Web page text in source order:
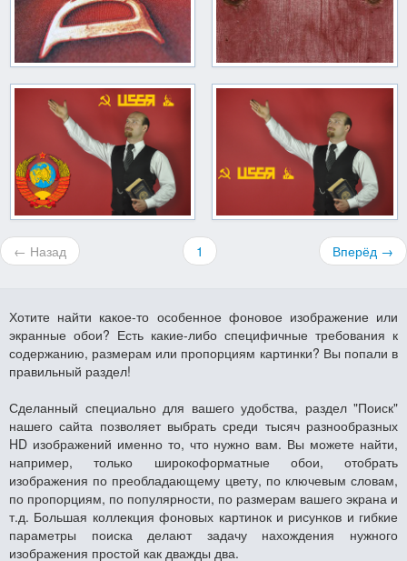
← Назад 1 Вперёд →
Хотите найти какое-то особенное фоновое изображение или
экранные обои? Есть какие-либо специфичные требования к
содержанию, размерам или пропорциям картинки? Вы попали в
правильный раздел!
Сделанный специально для вашего удобства, раздел "Поиск"
нашего сайта позволяет выбрать среди тысяч разнообразных
HD изображений именно то, что нужно вам. Вы можете найти,
например, только широкоформатные обои, отобрать
изображения по преобладающему цвету, по ключевым словам,
по пропорциям, по популярности, по размерам вашего экрана и
т.д. Большая коллекция фоновых картинок и рисунков и гибкие
параметры поиска делают задачу нахождения нужного
изображения простой как дважды два.